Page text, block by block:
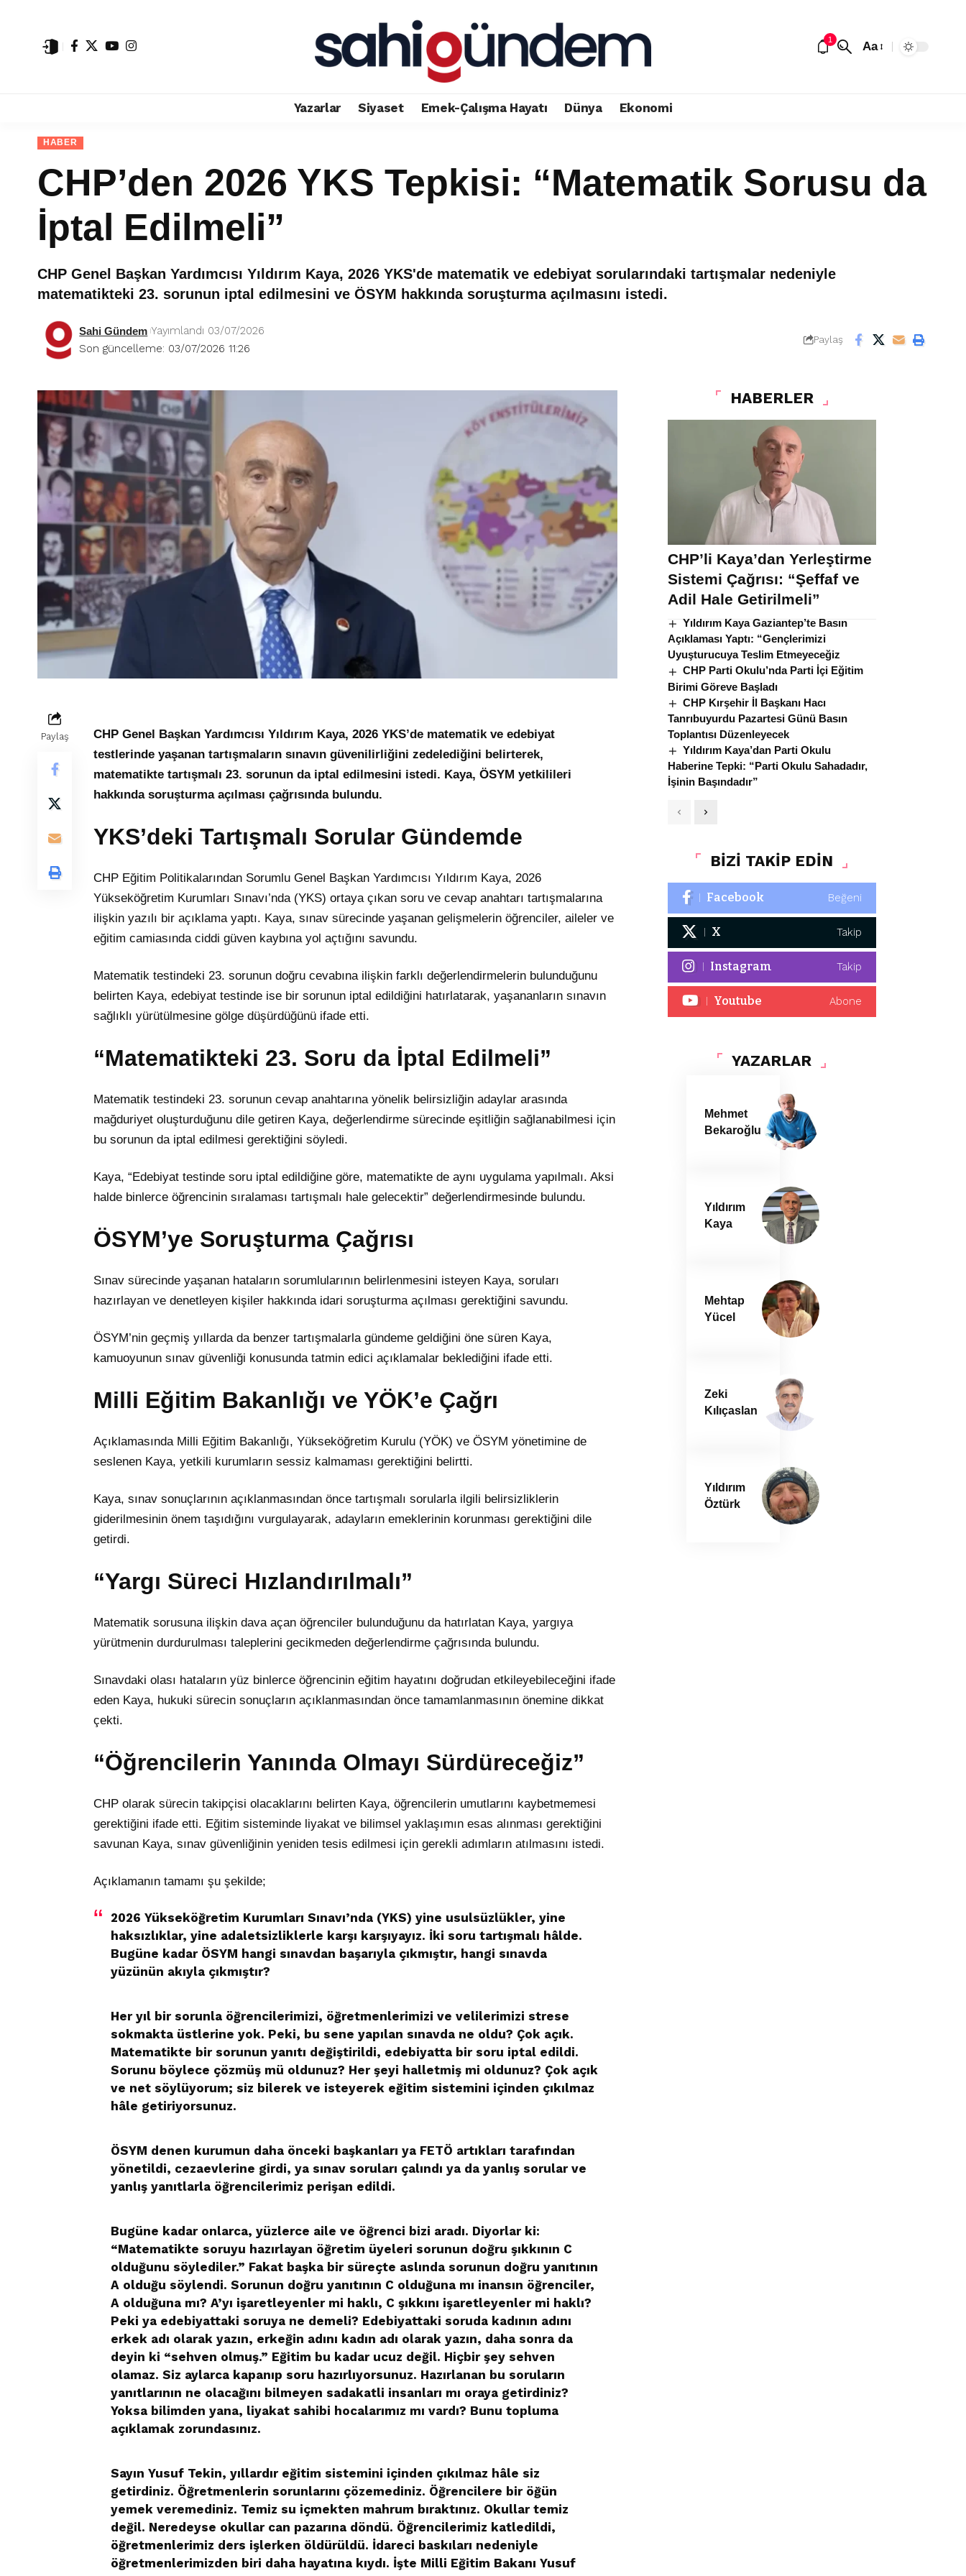
1 Aa
Yazarlar Siyaset Emek-Çalışma Hayatı Dünya Ekonomi
HABER
CHP’den 2026 YKS Tepkisi: “Matematik Sorusu da
İptal Edilmeli”
CHP Genel Başkan Yardımcısı Yıldırım Kaya, 2026 YKS'de matematik ve edebiyat sorularındaki tartışmalar nedeniyle
matematikteki 23. sorunun iptal edilmesini ve ÖSYM hakkında soruşturma açılmasını istedi.
Son güncelleme: 03/07/2026 11:26
Sahi Gündem Yayımlandı 03/07/2026
Paylaş
Paylaş
CHP Genel Başkan Yardımcısı Yıldırım Kaya, 2026 YKS’de matematik ve edebiyat
testlerinde yaşanan tartışmaların sınavın güvenilirliğini zedelediğini belirterek,
matematikte tartışmalı 23. sorunun da iptal edilmesini istedi. Kaya, ÖSYM yetkilileri
hakkında soruşturma açılması çağrısında bulundu.
YKS’deki Tartışmalı Sorular Gündemde
CHP Eğitim Politikalarından Sorumlu Genel Başkan Yardımcısı Yıldırım Kaya, 2026
Yükseköğretim Kurumları Sınavı’nda (YKS) ortaya çıkan soru ve cevap anahtarı tartışmalarına
ilişkin yazılı bir açıklama yaptı. Kaya, sınav sürecinde yaşanan gelişmelerin öğrenciler, aileler ve
eğitim camiasında ciddi güven kaybına yol açtığını savundu.
Matematik testindeki 23. sorunun doğru cevabına ilişkin farklı değerlendirmelerin bulunduğunu
belirten Kaya, edebiyat testinde ise bir sorunun iptal edildiğini hatırlatarak, yaşananların sınavın
sağlıklı yürütülmesine gölge düşürdüğünü ifade etti.
“Matematikteki 23. Soru da İptal Edilmeli”
Matematik testindeki 23. sorunun cevap anahtarına yönelik belirsizliğin adaylar arasında
mağduriyet oluşturduğunu dile getiren Kaya, değerlendirme sürecinde eşitliğin sağlanabilmesi için
bu sorunun da iptal edilmesi gerektiğini söyledi.
Kaya, “Edebiyat testinde soru iptal edildiğine göre, matematikte de aynı uygulama yapılmalı. Aksi
halde binlerce öğrencinin sıralaması tartışmalı hale gelecektir” değerlendirmesinde bulundu.
ÖSYM’ye Soruşturma Çağrısı
Sınav sürecinde yaşanan hataların sorumlularının belirlenmesini isteyen Kaya, soruları
hazırlayan ve denetleyen kişiler hakkında idari soruşturma açılması gerektiğini savundu.
ÖSYM’nin geçmiş yıllarda da benzer tartışmalarla gündeme geldiğini öne süren Kaya,
kamuoyunun sınav güvenliği konusunda tatmin edici açıklamalar beklediğini ifade etti.
Milli Eğitim Bakanlığı ve YÖK’e Çağrı
Açıklamasında Milli Eğitim Bakanlığı, Yükseköğretim Kurulu (YÖK) ve ÖSYM yönetimine de
seslenen Kaya, yetkili kurumların sessiz kalmaması gerektiğini belirtti.
Kaya, sınav sonuçlarının açıklanmasından önce tartışmalı sorularla ilgili belirsizliklerin
giderilmesinin önem taşıdığını vurgulayarak, adayların emeklerinin korunması gerektiğini dile
getirdi.
“Yargı Süreci Hızlandırılmalı”
Matematik sorusuna ilişkin dava açan öğrenciler bulunduğunu da hatırlatan Kaya, yargıya
yürütmenin durdurulması taleplerini gecikmeden değerlendirme çağrısında bulundu.
Sınavdaki olası hataların yüz binlerce öğrencinin eğitim hayatını doğrudan etkileyebileceğini ifade
eden Kaya, hukuki sürecin sonuçların açıklanmasından önce tamamlanmasının önemine dikkat
çekti.
“Öğrencilerin Yanında Olmayı Sürdüreceğiz”
CHP olarak sürecin takipçisi olacaklarını belirten Kaya, öğrencilerin umutlarını kaybetmemesi
gerektiğini ifade etti. Eğitim sisteminde liyakat ve bilimsel yaklaşımın esas alınması gerektiğini
savunan Kaya, sınav güvenliğinin yeniden tesis edilmesi için gerekli adımların atılmasını istedi.
Açıklamanın tamamı şu şekilde;
2026 Yükseköğretim Kurumları Sınavı’nda (YKS) yine usulsüzlükler, yine
haksızlıklar, yine adaletsizliklerle karşı karşıyayız. İki soru tartışmalı hâlde.
Bugüne kadar ÖSYM hangi sınavdan başarıyla çıkmıştır, hangi sınavda
yüzünün akıyla çıkmıştır?
Her yıl bir sorunla öğrencilerimizi, öğretmenlerimizi ve velilerimizi strese
sokmakta üstlerine yok. Peki, bu sene yapılan sınavda ne oldu? Çok açık.
Matematikte bir sorunun yanıtı değiştirildi, edebiyatta bir soru iptal edildi.
Sorunu böylece çözmüş mü oldunuz? Her şeyi halletmiş mi oldunuz? Çok açık
ve net söylüyorum; siz bilerek ve isteyerek eğitim sistemini içinden çıkılmaz
hâle getiriyorsunuz.
ÖSYM denen kurumun daha önceki başkanları ya FETÖ artıkları tarafından
yönetildi, cezaevlerine girdi, ya sınav soruları çalındı ya da yanlış sorular ve
yanlış yanıtlarla öğrencilerimiz perişan edildi.
Bugüne kadar onlarca, yüzlerce aile ve öğrenci bizi aradı. Diyorlar ki:
“Matematikte soruyu hazırlayan öğretim üyeleri sorunun doğru şıkkının C
olduğunu söylediler.” Fakat başka bir süreçte aslında sorunun doğru yanıtının
A olduğu söylendi. Sorunun doğru yanıtının C olduğuna mı inansın öğrenciler,
A olduğuna mı? A’yı işaretleyenler mi haklı, C şıkkını işaretleyenler mi haklı?
Peki ya edebiyattaki soruya ne demeli? Edebiyattaki soruda kadının adını
erkek adı olarak yazın, erkeğin adını kadın adı olarak yazın, daha sonra da
deyin ki “sehven olmuş.” Eğitim bu kadar ucuz değil. Hiçbir şey sehven
olamaz. Siz aylarca kapanıp soru hazırlıyorsunuz. Hazırlanan bu soruların
yanıtlarının ne olacağını bilmeyen sadakatli insanları mı oraya getirdiniz?
Yoksa bilimden yana, liyakat sahibi hocalarımız mı vardı? Bunu topluma
açıklamak zorundasınız.
Sayın Yusuf Tekin, yıllardır eğitim sistemini içinden çıkılmaz hâle siz
getirdiniz. Öğretmenlerin sorunlarını çözemediniz. Öğrencilere bir öğün
yemek veremediniz. Temiz su içmekten mahrum bıraktınız. Okullar temiz
değil. Neredeyse okullar can pazarına döndü. Öğrencilerimiz katledildi,
öğretmenlerimiz ders işlerken öldürüldü. İdareci baskıları nedeniyle
öğretmenlerimizden biri daha hayatına kıydı. İşte Milli Eğitim Bakanı Yusuf
HABERLER
CHP’li Kaya’dan Yerleştirme
Sistemi Çağrısı: “Şeffaf ve
Adil Hale Getirilmeli”
Yıldırım Kaya Gaziantep’te Basın
Açıklaması Yaptı: “Gençlerimizi
Uyuşturucuya Teslim Etmeyeceğiz
CHP Parti Okulu’nda Parti İçi Eğitim
Birimi Göreve Başladı
CHP Kırşehir İl Başkanı Hacı
Tanrıbuyurdu Pazartesi Günü Basın
Toplantısı Düzenleyecek
Yıldırım Kaya’dan Parti Okulu
Haberine Tepki: “Parti Okulu Sahadadır,
İşinin Başındadır”
BİZİ TAKİP EDİN
Facebook Beğeni
X Takip
Instagram Takip
Youtube Abone
YAZARLAR
Mehmet
Bekaroğlu
Yıldırım
Kaya
Mehtap
Yücel
Zeki
Kılıçaslan
Yıldırım
Öztürk